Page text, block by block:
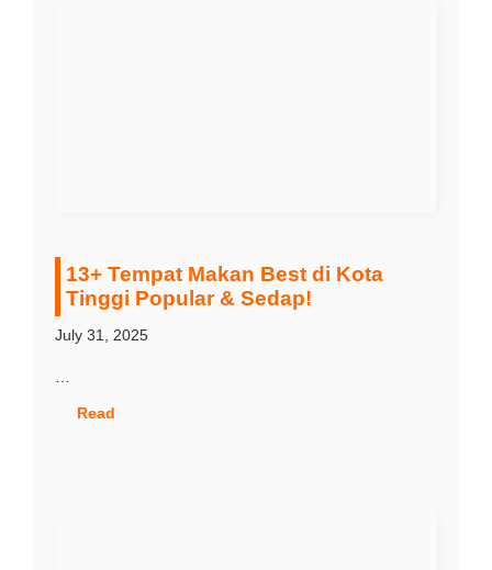
13+ Tempat Makan Best di Kota
Tinggi Popular & Sedap!
July 31, 2025
Read